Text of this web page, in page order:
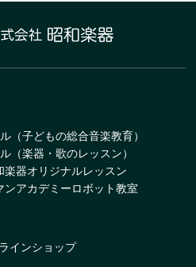
（子どもの総合音楽教育）
（楽器・歌のレッスン）
楽器オリジナルレッスン
ンアカデミーロボット教室
インショップ